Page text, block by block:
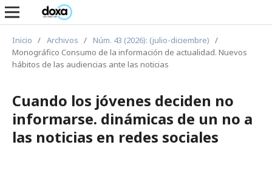
Inicio / Archivos / Núm. 43 (2026): (julio-diciembre) /
Monográfico Consumo de la información de actualidad. Nuevos
hábitos de las audiencias ante las noticias
Cuando los jóvenes deciden no
informarse. dinámicas de un no a
las noticias en redes sociales